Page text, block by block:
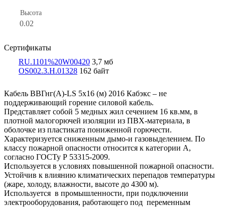
Высота
0.02
Сертификаты
RU.1101%20W00420 3,7 мб
OS002.3.Н.01328 162 байт
Кабель ВВГнг(А)-LS 5х16 (м) 2016 Кабэкс – не
поддерживающий горение силовой кабель.
Представляет собой 5 медных жил сечением 16 кв.мм, в
плотной малогорючей изоляции из ПВХ-материала, в
оболочке из пластиката пониженной горючести.
Характеризуется сниженным дымо-и газовыделением. По
классу пожарной опасности относится к категории А,
согласно ГОСТу Р 53315-2009.
Используется в условиях повышенной пожарной опасности.
Устойчив к влиянию климатических перепадов температуры
(жаре, холоду, влажности, высоте до 4300 м).
Используется в промышленности, при подключении
электрооборудования, работающего под переменным